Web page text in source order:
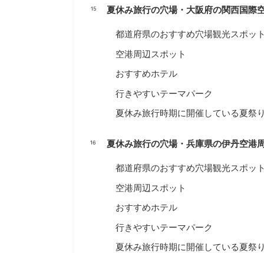
夏休み旅行の穴場・大阪府の関西国際
都道府県のおすすめ穴場観光スポット
空港周辺スポット
おすすめホテル
行きやすいテーマパーク
夏休み旅行時期に開催している夏祭り
夏休み旅行の穴場・兵庫県の伊丹空港
都道府県のおすすめ穴場観光スポット
空港周辺スポット
おすすめホテル
行きやすいテーマパーク
夏休み旅行時期に開催している夏祭り